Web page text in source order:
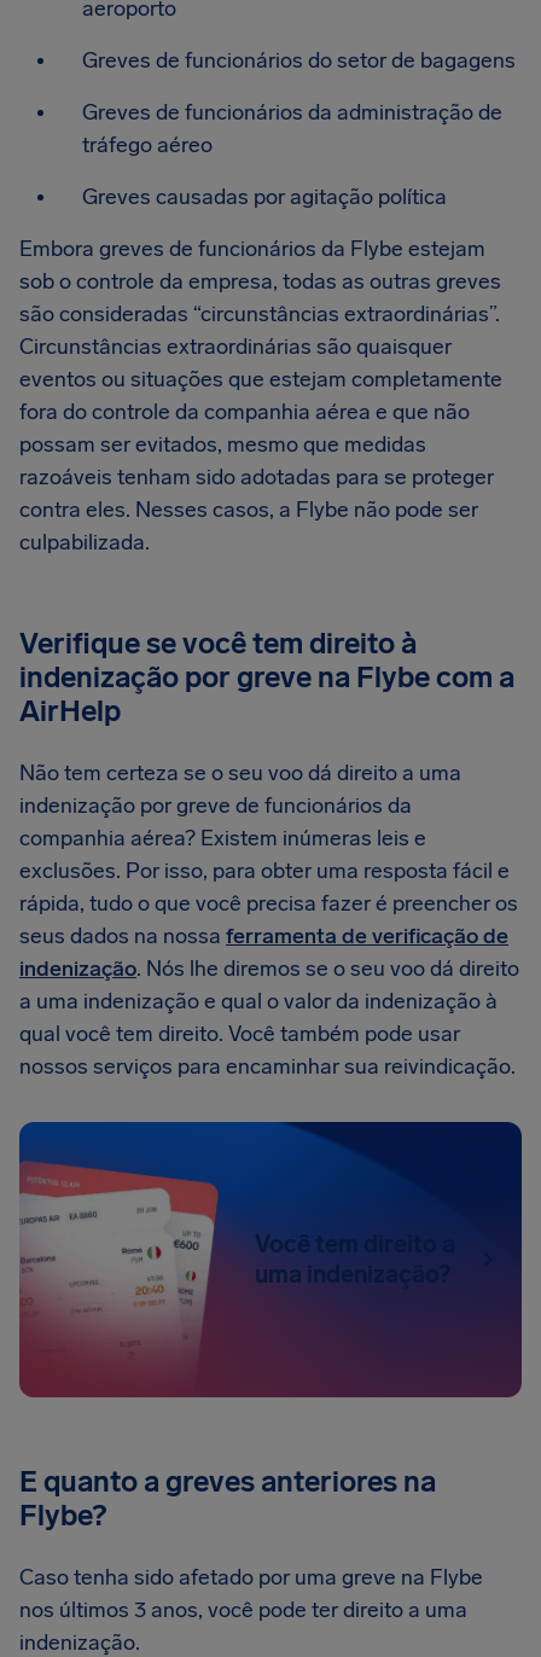
aeroporto
Greves de funcionários do setor de bagagens
Greves de funcionários da administração de
tráfego aéreo
Greves causadas por agitação política
Embora greves de funcionários da Flybe estejam
sob o controle da empresa, todas as outras greves
são consideradas “circunstâncias extraordinárias”.
Circunstâncias extraordinárias são quaisquer
eventos ou situações que estejam completamente
fora do controle da companhia aérea e que não
possam ser evitados, mesmo que medidas
razoáveis tenham sido adotadas para se proteger
contra eles. Nesses casos, a Flybe não pode ser
culpabilizada.
Verifique se você tem direito à
indenização por greve na Flybe com a
AirHelp
Não tem certeza se o seu voo dá direito a uma
indenização por greve de funcionários da
companhia aérea? Existem inúmeras leis e
exclusões. Por isso, para obter uma resposta fácil e
rápida, tudo o que você precisa fazer é preencher os
seus dados na nossa ferramenta de verificação de
indenização. Nós lhe diremos se o seu voo dá direito
a uma indenização e qual o valor da indenização à
qual você tem direito. Você também pode usar
nossos serviços para encaminhar sua reivindicação.
Você tem direito a
uma indenização?
E quanto a greves anteriores na
Flybe?
Caso tenha sido afetado por uma greve na Flybe
nos últimos 3 anos, você pode ter direito a uma
indenização.